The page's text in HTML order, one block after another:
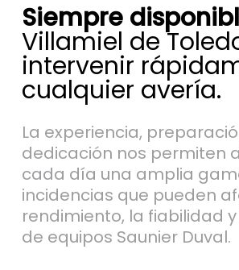
Siempre
Villamiel de
intervenir
cualquier avería.
La experiencia,
dedicación nos permiten
cada día una amplia
incidencias que pueden
rendimiento, la fiabilidad
de equipos Saunier Duval.